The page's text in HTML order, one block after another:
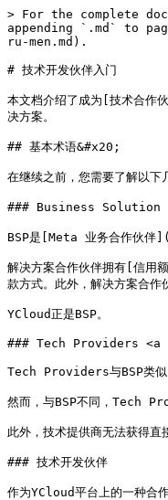
> For the complete
appending `.md` to
ru-men.md).
# 技术开发伙伴入门
本文档介绍了成为[技术合
决方案。
## 基本术语&#x20;
在继续之前，您需要了解以
### Business
BSP是[Meta 业务合作伙
解决方案合作伙伴拥有[信
款方式。此外，解决方
YCloud正是BSP。
### Tech Providers
Tech Providers与BSP类似
然而，与BSP不同，Tech
此外，技术提供商无法获得直
### 技术开发伙伴
作为YCloud平台上的一种合